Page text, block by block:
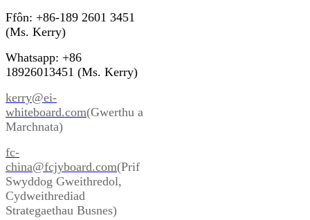
Ffôn: +86-189 2601 3451
(Ms. Kerry)
Whatsapp: +86
18926013451 (Ms. Kerry)
kerry@ei-
whiteboard.com(Gwerthu a
Marchnata)
fc-
china@fcjyboard.com(Prif
Swyddog Gweithredol,
Cydweithrediad
Strategaethau Busnes)